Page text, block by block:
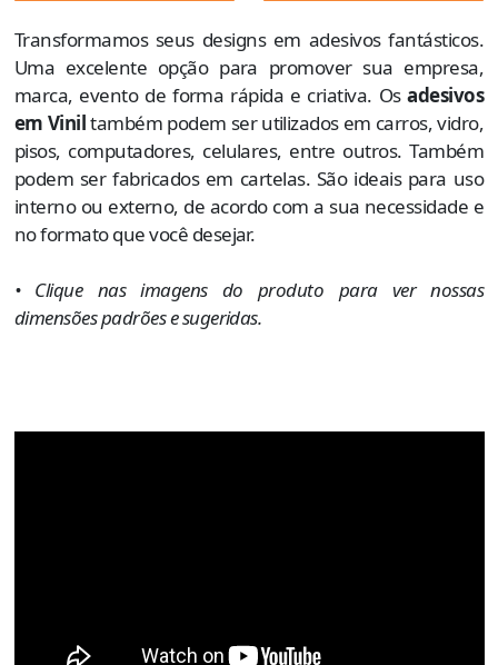
Transformamos seus designs em adesivos fantásticos.
Uma excelente opção para promover sua empresa,
marca, evento de forma rápida e criativa. Osadesivos
em Viniltambém podem ser utilizados em carros, vidro,
pisos, computadores, celulares, entre outros. Também
podem ser fabricados em cartelas. São ideais para uso
interno ou externo, de acordo com a sua necessidade e
no formato que você desejar.
• Clique nas imagens do produto para ver nossas
dimensões padrões e sugeridas.